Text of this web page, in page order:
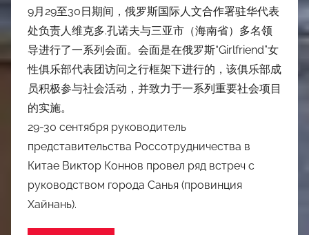
9月29至30日期间，俄罗斯国际人文合作署驻华代表
处负责人维克多.孔诺夫与三亚市（海南省）多名领
导进行了一系列会面。会面是在俄罗斯“Girlfriend”女
性俱乐部代表团访问之行框架下进行的，该俱乐部成
员积极参与社会活动，并致力于一系列重要社会项目
的实施。
29-30 сентября руководитель
представительства Россотрудничества в
Китае Виктор Коннов провел ряд встреч с
руководством города Санья (провинция
Хайнань).